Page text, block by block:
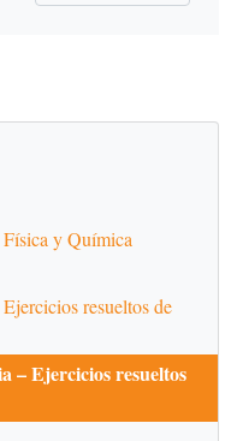
y Química
resueltos de
– Ejercicios resueltos